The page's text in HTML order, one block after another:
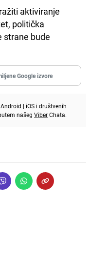
aktiviranje
politička
strane bude
Google izvore
Android | iOS i društvenih
našeg ViberChata.